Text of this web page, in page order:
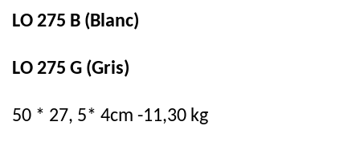
LO 275 B (Blanc)
LO 275 G (Gris)
50 * 27, 5* 4cm -11,30 kg